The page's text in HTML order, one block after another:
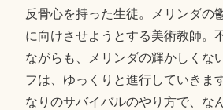
反骨心を持った生徒。メリンダの
に向けさせようとする美術教師。
ながらも、メリンダの輝かしくな
フは、ゆっくりと進行していきま
なりのサバイバルのやり方で、な